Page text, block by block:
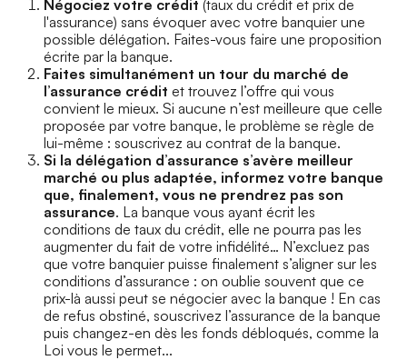
Négociez votre crédit (taux du crédit et prix de
l'assurance) sans évoquer avec votre banquier une
possible délégation. Faites-vous faire une proposition
écrite par la banque.
Faites simultanément un tour du marché de
l’assurance crédit et trouvez l’offre qui vous
convient le mieux. Si aucune n’est meilleure que celle
proposée par votre banque, le problème se règle de
lui-même : souscrivez au contrat de la banque.
Si la délégation d’assurance s’avère meilleur
marché ou plus adaptée, informez votre banque
que, finalement, vous ne prendrez pas son
assurance. La banque vous ayant écrit les
conditions de taux du crédit, elle ne pourra pas les
augmenter du fait de votre infidélité… N’excluez pas
que votre banquier puisse finalement s’aligner sur les
conditions d’assurance : on oublie souvent que ce
prix-là aussi peut se négocier avec la banque ! En cas
de refus obstiné, souscrivez l’assurance de la banque
puis changez-en dès les fonds débloqués, comme la
Loi vous le permet...